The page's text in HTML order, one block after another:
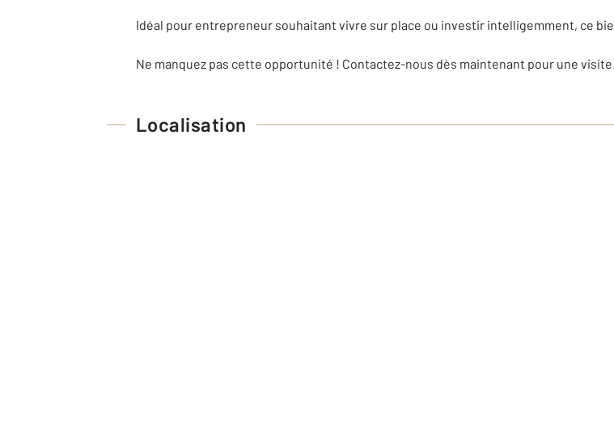
Idéal pour entrepreneur souhaitant vivre sur place ou investir intelligemment, ce
Ne manquez pas cette opportunité ! Contactez-nous dès maintenant pour une visite.
Localisation